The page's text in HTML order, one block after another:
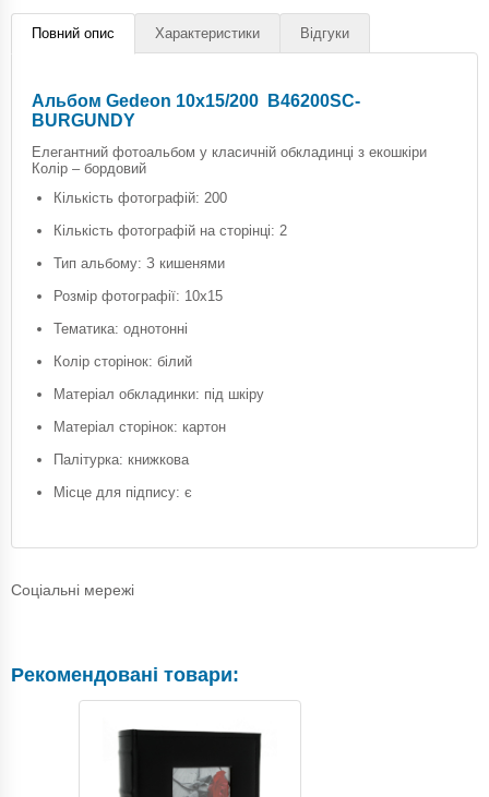
Повний опис Характеристики Відгуки
Альбом Gedeon 10х15/200 B46200SC-
BURGUNDY
Елегантний фотоальбом у класичній обкладинці з екошкіри
Колір – бордовий
Кількість фотографій: 200
Кількість фотографій на сторінці: 2
Тип альбому: З кишенями
Розмір фотографії: 10х15
Тематика: однотонні
Колір сторінок: білий
Матеріал обкладинки: під шкіру
Матеріал сторінок: картон
Палітурка: книжкова
Місце для підпису: є
Соціальні мережі
Рекомендовані товари: